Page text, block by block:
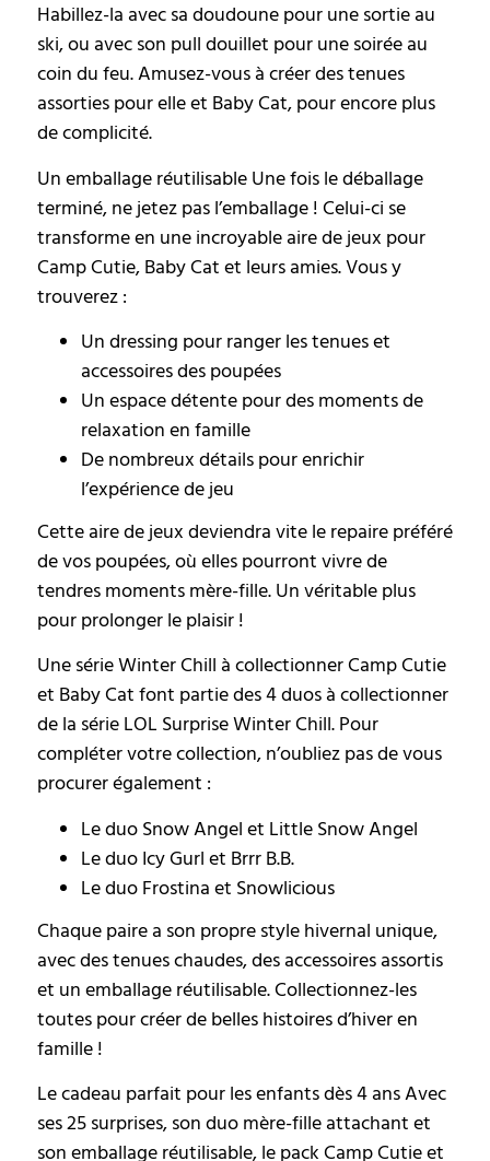
Habillez-la avec sa doudoune pour une sortie au
ski, ou avec son pull douillet pour une soirée au
coin du feu. Amusez-vous à créer des tenues
assorties pour elle et Baby Cat, pour encore plus
de complicité.
Un emballage réutilisable Une fois le déballage
terminé, ne jetez pas l’emballage ! Celui-ci se
transforme en une incroyable aire de jeux pour
Camp Cutie, Baby Cat et leurs amies. Vous y
trouverez :
Un dressing pour ranger les tenues et
accessoires des poupées
Un espace détente pour des moments de
relaxation en famille
De nombreux détails pour enrichir
l’expérience de jeu
Cette aire de jeux deviendra vite le repaire préféré
de vos poupées, où elles pourront vivre de
tendres moments mère-fille. Un véritable plus
pour prolonger le plaisir !
Une série Winter Chill à collectionner Camp Cutie
et Baby Cat font partie des 4 duos à collectionner
de la série LOL Surprise Winter Chill. Pour
compléter votre collection, n’oubliez pas de vous
procurer également :
Le duo Snow Angel et Little Snow Angel
Le duo Icy Gurl et Brrr B.B.
Le duo Frostina et Snowlicious
Chaque paire a son propre style hivernal unique,
avec des tenues chaudes, des accessoires assortis
et un emballage réutilisable. Collectionnez-les
toutes pour créer de belles histoires d’hiver en
famille !
Le cadeau parfait pour les enfants dès 4 ans Avec
ses 25 surprises, son duo mère-fille attachant et
son emballage réutilisable, le pack Camp Cutie et